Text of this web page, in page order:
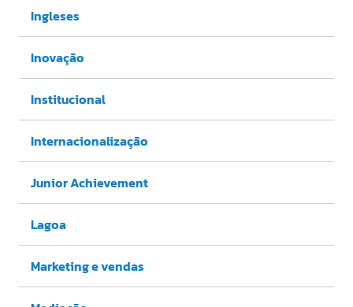
Ingleses
Inovação
Institucional
Internacionalização
Junior Achievement
Lagoa
Marketing e vendas